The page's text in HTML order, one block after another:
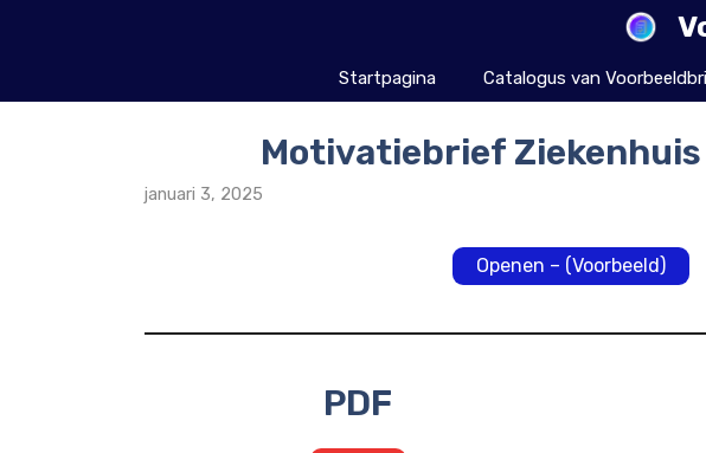
inhoud
Startpagina Catalogus van
Motivatiebrief Ziekenhuis
januari 3, 2025
Openen – (Voorbeeld)
PDF